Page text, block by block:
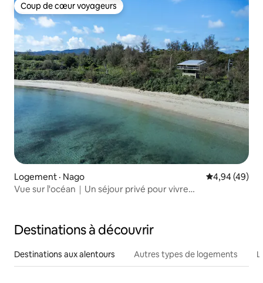
Coup de cœur voyageurs
Coup de cœur voyageurs
Logement · Nago Note
4,94 (49)
Vue sur l'océan｜Un séjour privé pour vivre
Destinations à découvrir
Destinations aux alentours Autres types de logements